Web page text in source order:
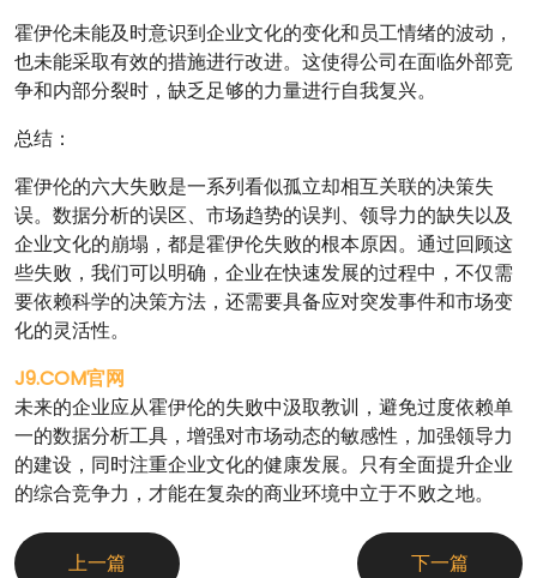
霍伊伦未能及时意识到企业文化的变化和员工情绪的波动，
也未能采取有效的措施进行改进。这使得公司在面临外部竞
争和内部分裂时，缺乏足够的力量进行自我复兴。
总结：
霍伊伦的六大失败是一系列看似孤立却相互关联的决策失
误。数据分析的误区、市场趋势的误判、领导力的缺失以及
企业文化的崩塌，都是霍伊伦失败的根本原因。通过回顾这
些失败，我们可以明确，企业在快速发展的过程中，不仅需
要依赖科学的决策方法，还需要具备应对突发事件和市场变
化的灵活性。
J9.COM官网
未来的企业应从霍伊伦的失败中汲取教训，避免过度依赖单
一的数据分析工具，增强对市场动态的敏感性，加强领导力
的建设，同时注重企业文化的健康发展。只有全面提升企业
的综合竞争力，才能在复杂的商业环境中立于不败之地。
上一篇 下一篇